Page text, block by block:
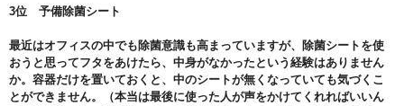
3位 予備除菌シート
最近はオフィスの中でも除菌意識も高まっていますが、除菌シートを使
おうと思ってフタをあけたら、中身がなかったという経験はありません
か。容器だけを置いておくと、中のシートが無くなっていても気づくこ
とができません。（本当は最後に使った人が声をかけてくれればいいん